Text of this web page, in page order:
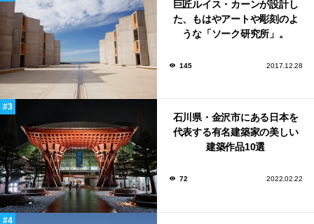
巨匠ルイス・カーンが設計し
た、もはやアートや彫刻のよ
うな「ソーク研究所」。
145 2017.12.28
石川県・金沢市にある日本を
代表する有名建築家の美しい
建築作品10選
72 2022.02.22